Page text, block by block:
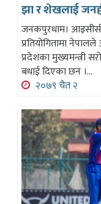
झा र शेखलाई
जनकपुरधाम।
प्रतियोगितामा
प्रदेशका मुख्यमन्त्री
बधाई दिएका छन ।...
२०७९ चैत २